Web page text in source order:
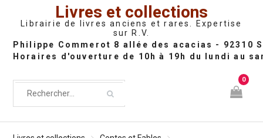
Livres et collections
Librairie de livres anciens et rares. Expertise
sur R.V.
0